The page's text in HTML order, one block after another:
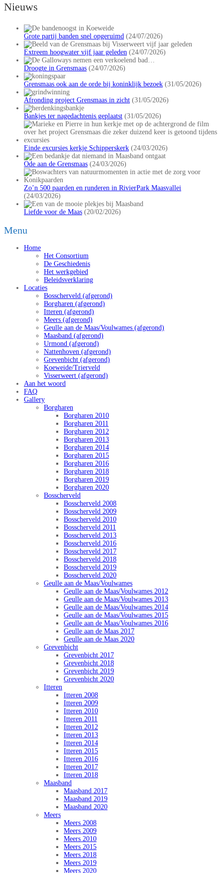
Nieuws
Grote partij banden snel opgeruimd (24/07/2026)
Extreem hoogwater vijf jaar geleden (24/07/2026)
Droogte in Grensmaas (24/07/2026)
Grensmaas ook aan de orde bij koninklijk bezoek (31/05/2026)
Afronding project Grensmaas in zicht (31/05/2026)
Bankjes ter nagedachtenis geplaatst (31/05/2026)
Einde excursies kerkje Schipperskerk (24/03/2026)
Ode aan de Grensmaas (24/03/2026)
Zo’n 500 paarden en runderen in RivierPark Maasvallei
(24/03/2026)
Liefde voor de Maas (20/02/2026)
Menu
Home
Het Consortium
De Geschiedenis
Het werkgebied
Beleidsverklaring
Locaties
Bosscherveld (afgerond)
Borgharen (afgerond)
Itteren (afgerond)
Meers (afgerond)
Geulle aan de Maas/Voulwames (afgerond)
Maasband (afgerond)
Urmond (afgerond)
Nattenhoven (afgerond)
Grevenbicht (afgerond)
Koeweide/Trierveld
Visserweert (afgerond)
Aan het woord
FAQ
Gallery
Borgharen
Borgharen 2010
Borgharen 2011
Borgharen 2012
Borgharen 2013
Borgharen 2014
Borgharen 2015
Borgharen 2016
Borgharen 2018
Borgharen 2019
Borgharen 2020
Bosscherveld
Bosscherveld 2008
Bosscherveld 2009
Bosscherveld 2010
Bosscherveld 2011
Bosscherveld 2013
Bosscherveld 2016
Bosscherveld 2017
Bosscherveld 2018
Bosscherveld 2019
Bosscherveld 2020
Geulle aan de Maas/Voulwames
Geulle aan de Maas/Voulwames 2012
Geulle aan de Maas/Voulwames 2013
Geulle aan de Maas/Voulwames 2014
Geulle aan de Maas/Voulwames 2015
Geulle aan de Maas/Voulwames 2016
Geulle aan de Maas 2017
Geulle aan de Maas 2020
Grevenbicht
Grevenbicht 2017
Grevenbicht 2018
Grevenbicht 2019
Grevenbicht 2020
Itteren
Itteren 2008
Itteren 2009
Itteren 2010
Itteren 2011
Itteren 2012
Itteren 2013
Itteren 2014
Itteren 2015
Itteren 2016
Itteren 2017
Itteren 2018
Maasband
Maasband 2017
Maasband 2019
Maasband 2020
Meers
Meers 2008
Meers 2009
Meers 2010
Meers 2015
Meers 2018
Meers 2019
Meers 2020